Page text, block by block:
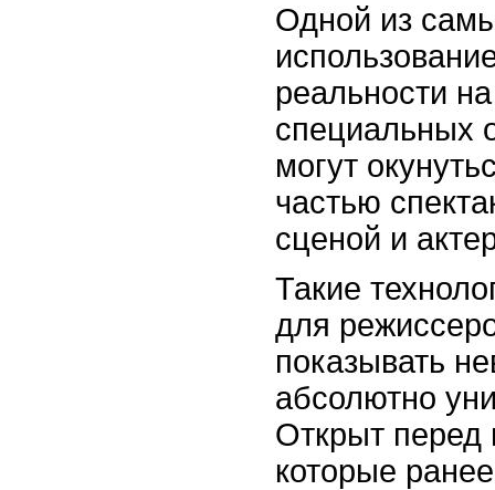
Одной из
реальности
специальных
могут
частью
сценой и
Такие
для
показывать
абсолютно
Открыт
которые